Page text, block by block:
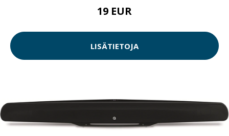
19 EUR
LISÄTIETOJA